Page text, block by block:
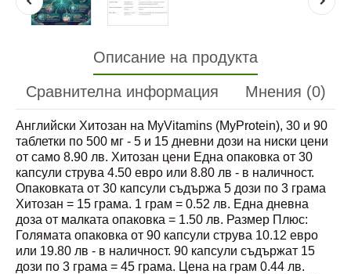
Описание на продукта
Сравнителна информация
Мнения (0)
Английски Хитозан на MyVitamins (MyProtein), 30 и 90
таблетки по 500 мг - 5 и 15 дневни дози на ниски цени
от само 8.90 лв. Хитозан цени Една опаковка от 30
капсули струва 4.50 евро или 8.80 лв - в наличност.
Опаковката от 30 капсули съдържа 5 дози по 3 грама
Хитозан = 15 грама. 1 грам = 0.52 лв. Една дневна
доза от малката опаковка = 1.50 лв. Размер Плюс:
Голямата опаковка от 90 капсули струва 10.12 евро
или 19.80 лв - в наличност. 90 капсули съдържат 15
дози по 3 грама = 45 грама. Цена на грам 0.44 лв.